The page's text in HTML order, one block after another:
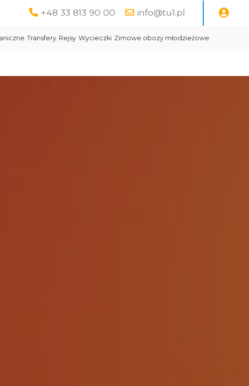
+48 33 813 90 00 info@tu1.pl
Transfery Rejsy Wycieczki Zimowe obozy młodzieżowe